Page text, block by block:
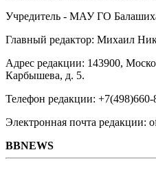
Учредитель - МАУ ГО
Главный редактор: Михаил
Адрес редакции: 143900,
Карбышева, д. 5.
Телефон редакции: +7(498)660-
Электронная почта редакции:
BBNEWS